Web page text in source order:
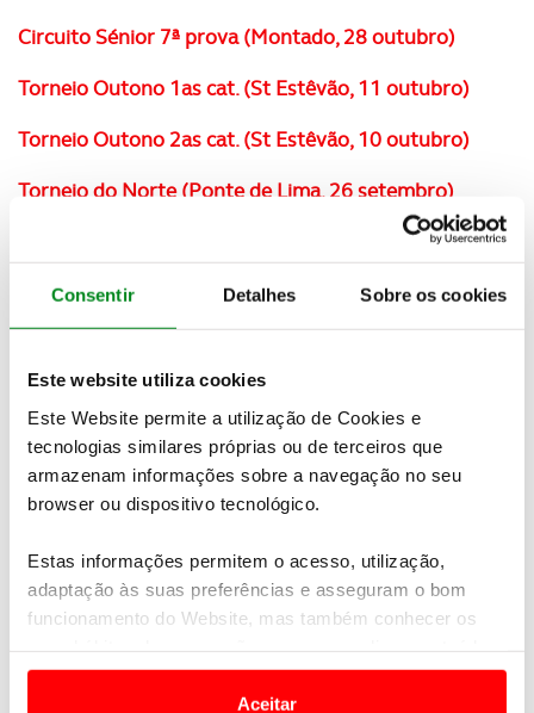
Consentir Detalhes Sobre os cookies
Este website utiliza cookies
Este Website permite a utilização de Cookies e
tecnologias similares próprias ou de terceiros que
armazenam informações sobre a navegação no seu
browser ou dispositivo tecnológico.
Estas informações permitem o acesso, utilização,
adaptação às suas preferências e asseguram o bom
funcionamento do Website, mas também conhecer os
e anúncios de modo a promover produtos e/ou serviços.
Aceitar
Circuito Sénior 7ª prova (Montado, 28 outubro)
Torneio Outono 1as cat. (St Estêvão, 11 outubro)
Torneio Outono 2as cat. (St Estêvão, 10 outubro)
Torneio do Norte (Ponte de Lima, 26 setembro)
Circuito Sénior 6ª prova (Qta Marinha, 16 setembro)
Campeonato Nacional ACP - Sul (Silves, 29 agosto)
Circuito Sénior 4ª prova (Bom Sucesso, 10 junho)
Torneio Oeste (Bom Sucesso, 23 maio)
Circuito Sénior 3ª prova (Estela, 13 maio)
International Pairs (St Estêvão, 9 maio)
Campeonato Nacional ACP - Norte (Amarante, 18
abril)